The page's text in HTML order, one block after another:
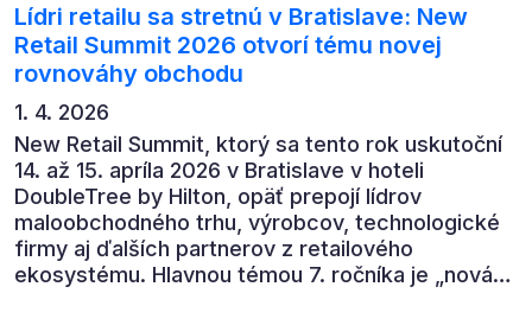
Lídri retailu sa stretnú v Bratislave: New
Retail Summit 2026 otvorí tému novej
rovnováhy obchodu
1. 4. 2026
New Retail Summit, ktorý sa tento rok uskutoční
14. až 15. apríla 2026 v Bratislave v hoteli
DoubleTree by Hilton, opäť prepojí lídrov
maloobchodného trhu, výrobcov, technologické
firmy aj ďalších partnerov z retailového
ekosystému. Hlavnou témou 7. ročníka je „nová